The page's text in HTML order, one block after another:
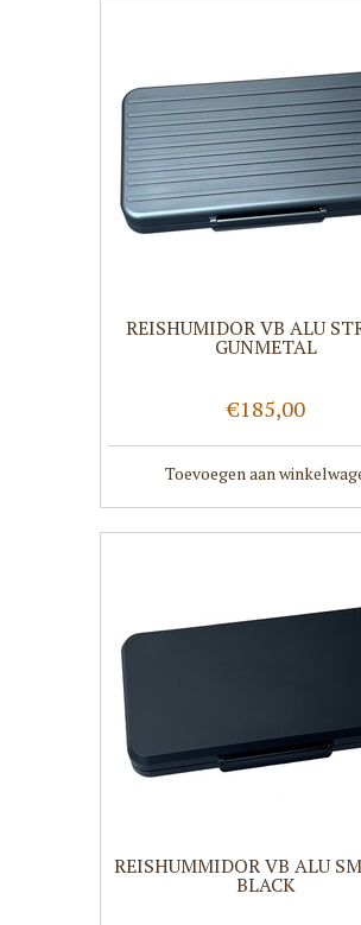
REISHUMIDOR VB ALU
GUNMETAL
€185,00
Toevoegen aan
REISHUMMIDOR VB ALU
BLACK